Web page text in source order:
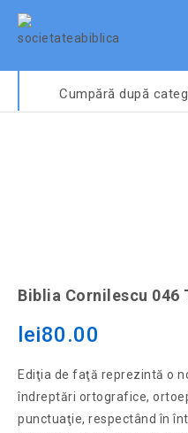
Cumpără după
Biblia Cornilescu 046
lei80.00
Ediţia de faţă reprezintă o
îndreptări ortografice,
punctuaţie, respectând în